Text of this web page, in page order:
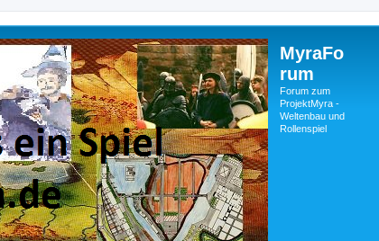
MyraFo
rum
Forum zum
ProjektMyra -
Weltenbau und
Rollenspiel